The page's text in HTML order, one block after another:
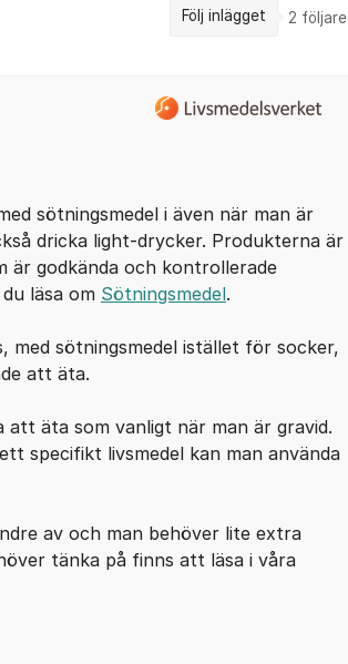
Följ inlägget 2 följare
sötningsmedel i även när man är
dricka light-drycker. Produkterna är
är godkända och kontrollerade
läsa om Sötningsmedel.
sötningsmedel istället för socker,
att äta.
att äta som vanligt när man är gravid.
specifikt livsmedel kan man använda
av och man behöver lite extra
tänka på finns att läsa i våra